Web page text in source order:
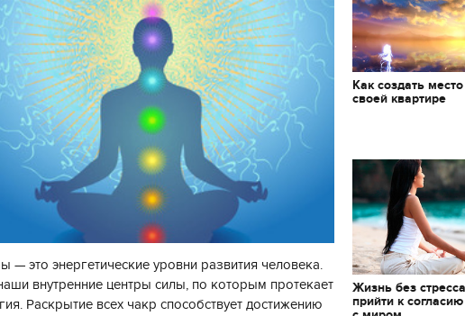
— это энергетические уровни развития человека.
внутренние центры силы, по которым протекает
Раскрытие всех чакр способствует достижению
Как создать
своей квартире
Жизнь без
прийти к